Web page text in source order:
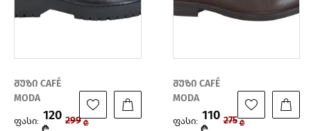
შუზი CAFÉ
MODA
ფასი: 120 299 ₾
შუზი CAFÉ
MODA
ფასი: 110 275 ₾